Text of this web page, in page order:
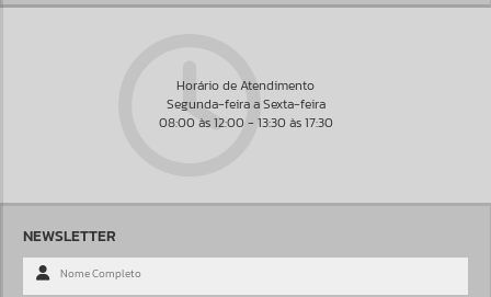
Horário de Atendimento
Segunda-feira a Sexta-feira
08:00 às 12:00 - 13:30 às 17:30
NEWSLETTER